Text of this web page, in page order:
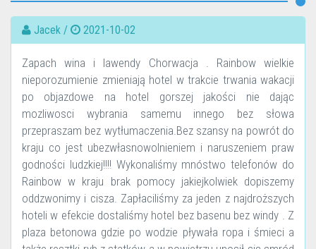
Jacek / 2021-10-02
Zapach wina i lawendy Chorwacja . Rainbow wielkie
nieporozumienie zmieniają hotel w trakcie trwania wakacji
po objazdowe na hotel gorszej jakości nie dając
mozliwosci wybrania samemu innego bez słowa
przepraszam bez wytłumaczenia.Bez szansy na powrót do
kraju co jest ubezwłasnowolnieniem i naruszeniem praw
godności ludzkiej!!!! Wykonaliśmy mnóstwo telefonów do
Rainbow w kraju brak pomocy jakiejkolwiek dopiszemy
oddzwonimy i cisza. Zapłaciliśmy za jeden z najdroższych
hoteli w efekcie dostaliśmy hotel bez basenu bez windy . Z
plaza betonowa gdzie po wodzie pływała ropa i śmieci a